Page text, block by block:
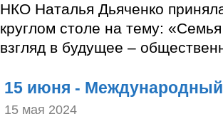
НКО Наталья Дьяченко
круглом столе на тему:
взгляд в будущее –
15 июня -
15 мая 2024